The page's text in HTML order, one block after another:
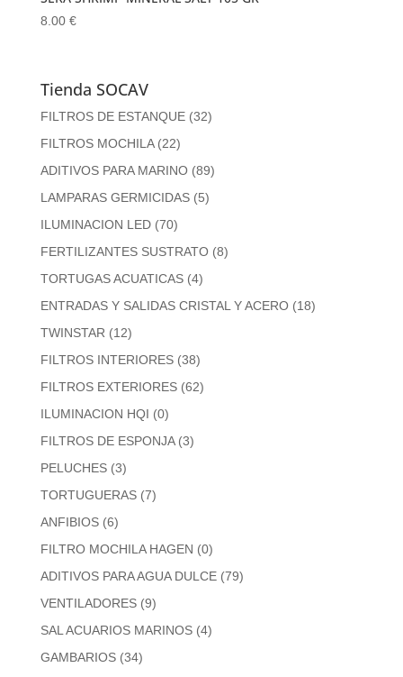
8.00 €
Tienda SOCAV
FILTROS DE ESTANQUE (32)
FILTROS MOCHILA (22)
ADITIVOS PARA MARINO (89)
LAMPARAS GERMICIDAS (5)
ILUMINACION LED (70)
FERTILIZANTES SUSTRATO (8)
TORTUGAS ACUATICAS (4)
ENTRADAS Y SALIDAS CRISTAL Y ACERO (18)
TWINSTAR (12)
FILTROS INTERIORES (38)
FILTROS EXTERIORES (62)
ILUMINACION HQI (0)
FILTROS DE ESPONJA (3)
PELUCHES (3)
TORTUGUERAS (7)
ANFIBIOS (6)
FILTRO MOCHILA HAGEN (0)
ADITIVOS PARA AGUA DULCE (79)
VENTILADORES (9)
SAL ACUARIOS MARINOS (4)
GAMBARIOS (34)